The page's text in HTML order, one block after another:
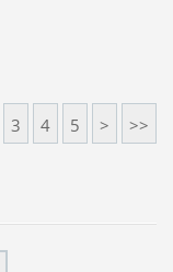
3 4 5 > >>